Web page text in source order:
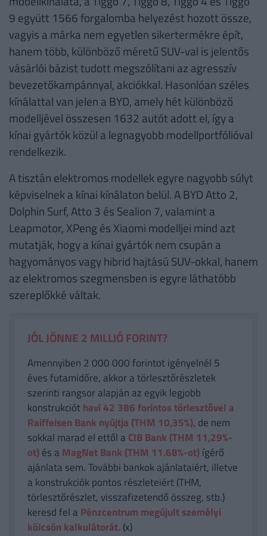
9 együtt 1566 forgalomba helyezést hozott össze,
vagyis a márka nem egyetlen sikertermékre épít,
hanem több, különböző méretű SUV-val is jelentős
vásárlói bázist tudott megszólítani az agresszív
bevezetőkampánnyal, akciókkal. Hasonlóan széles
kínálattal van jelen a BYD, amely hét különböző
modelljével összesen 1632 autót adott el, így a
kínai gyártók közül a legnagyobb modellportfólióval
rendelkezik.
A tisztán elektromos modellek egyre nagyobb súlyt
képviselnek a kínai kínálaton belül. A BYD Atto 2,
Dolphin Surf, Atto 3 és Sealion 7, valamint a
Leapmotor, XPeng és Xiaomi modelljei mind azt
mutatják, hogy a kínai gyártók nem csupán a
hagyományos vagy hibrid hajtású SUV-okkal, hanem
az elektromos szegmensben is egyre láthatóbb
szereplőkké váltak.
JÓL JÖNNE 2 MILLIÓ FORINT?
Amennyiben 2 000 000 forintot igényelnél 5
éves futamidőre, akkor a törlesztőrészletek
szerinti rangsor alapján az egyik legjobb
konstrukcióthavi 42 386 forintos törlesztővel a
Raiffeisen Bank nyújtja (THM 10,35%), de nem
sokkal marad el ettől a CIB Bank (THM 11,29%-
ot)és a MagNet Bank (THM 11.68%-ot)ígérő
ajánlata sem. További bankok ajánlataiért, illetve
a konstrukciók pontos részleteiért (THM,
törlesztőrészlet, visszafizetendő összeg, stb.)
keresd fel a Pénzcentrum megújult személyi
kölcsön kalkulátorát. (x)